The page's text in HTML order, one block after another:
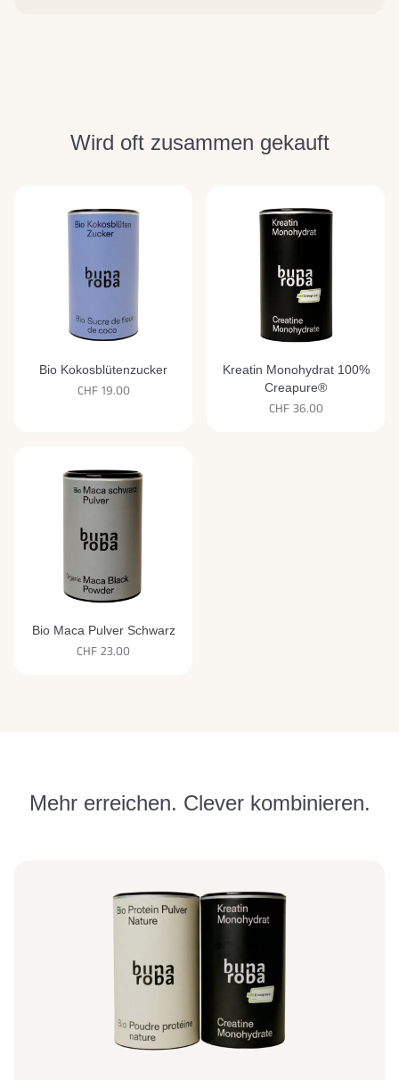
Wird oft zusammen gekauft
Bio Kokosblütenzucker
CHF 19.00
Kreatin Monohydrat 100%
Creapure®
CHF 36.00
Bio Maca Pulver Schwarz
CHF 23.00
Mehr erreichen. Clever kombinieren.